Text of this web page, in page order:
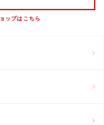
ップはこちら